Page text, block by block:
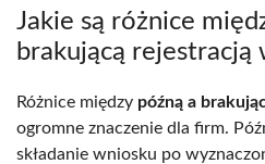
Jakie są różnice
brakującą rejestracją
Różnice między późną a
ogromne znaczenie dla firm.
składanie wniosku po